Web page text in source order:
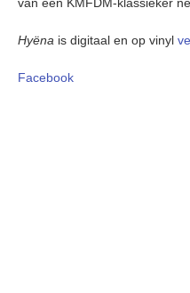
van een KMFDM-klassieker
Hyëna is digitaal en op vinyl
Facebook